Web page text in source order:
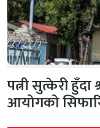
पत्नी सुत्केरी हुँदा
आयोगको